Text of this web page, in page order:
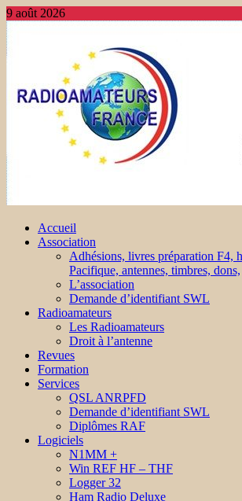
9 août 2026
Accueil
Association
Adhésions, livres préparation F4,
Pacifique, antennes, timbres, dons,
L’association
Demande d’identifiant SWL
Radioamateurs
Les Radioamateurs
Droit à l’antenne
Revues
Formation
Services
QSL ANRPFD
Demande d’identifiant SWL
Diplômes RAF
Logiciels
N1MM +
Win REF HF – THF
Logger 32
Ham Radio Deluxe